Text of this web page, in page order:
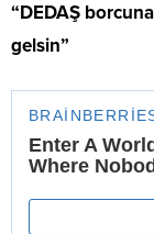
“DEDAŞ
gelsin”